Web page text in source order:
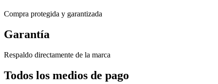
Compra protegida y garantizada
Garantía
Respaldo directamente de la marca
Todos los medios de pago